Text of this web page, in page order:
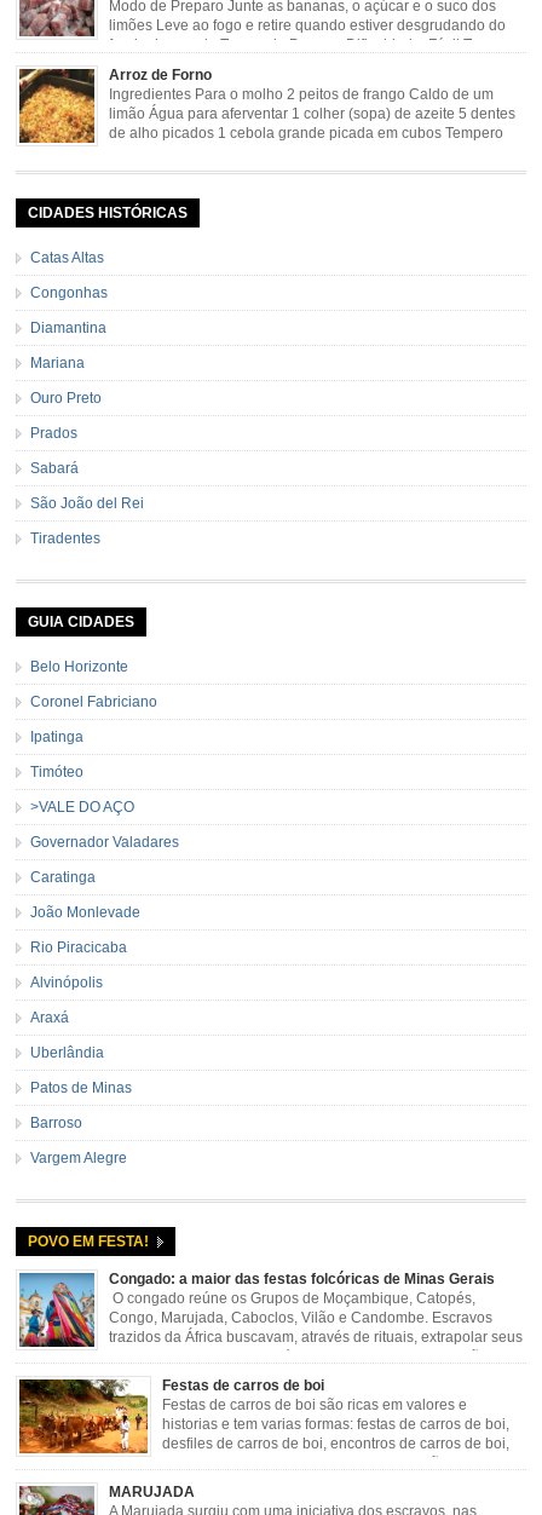
Modo de Preparo Junte as bananas, o açúcar e o suco dos
limões Leve ao fogo e retire quando estiver desgrudando do
fundo da panela Tempo de Preparo Dificuldade: Fácil Tempo
de Preparo: 40 minutos http://eusoumineirouaiso.com.br/culinaria-
mineira/bananada#tempo-de-preparo
Arroz de Forno
Ingredientes Para o molho 2 peitos de frango Caldo de um
limão Água para aferventar 1 colher (sopa) de azeite 5 dentes
de alho picados 1 cebola grande picada em cubos Tempero
pele e sem sementes 1 pitada de noz moscada Salsa e cebolinha Pimenta
CIDADES HISTÓRICAS
Catas Altas
Congonhas
Diamantina
Mariana
Ouro Preto
Prados
Sabará
São João del Rei
Tiradentes
GUIA CIDADES
Belo Horizonte
Coronel Fabriciano
Ipatinga
Timóteo
>VALE DO AÇO
Governador Valadares
Caratinga
João Monlevade
Rio Piracicaba
Alvinópolis
Araxá
Uberlândia
Patos de Minas
Barroso
Vargem Alegre
POVO EM FESTA!
Congado: a maior das festas folcóricas de Minas Gerais
O congado reúne os Grupos de Moçambique, Catopés,
Congo, Marujada, Caboclos, Vilão e Candombe. Escravos
trazidos da África buscavam, através de rituais, extrapolar seus
sentimentos e culto a sua fé. O Congado nasceu da fusão
destes ritos com a religião católica, imposta aos negros pela Igreja, surgindo
novas histórias que envolviam, sobretudo, Nossa Senhora do […]
Festas de carros de boi
Festas de carros de boi são ricas em valores e
historias e tem varias formas: festas de carros de boi,
desfiles de carros de boi, encontros de carros de boi,
de boi, carreteada, carreiros, candeeiros, boiadas, carapinas, artesãos,
exposição agropecuária, ou seja é um ponto forte […]
MARUJADA
A Marujada surgiu com uma iniciativa dos escravos, nas